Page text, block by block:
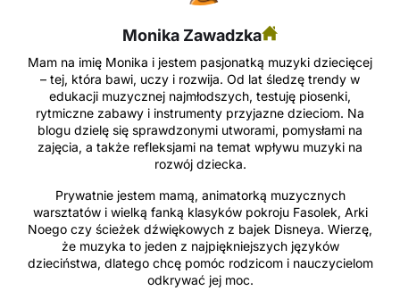
Monika Zawadzka
Mam na imię Monika i jestem pasjonatką muzyki dziecięcej
– tej, która bawi, uczy i rozwija. Od lat śledzę trendy w
edukacji muzycznej najmłodszych, testuję piosenki,
rytmiczne zabawy i instrumenty przyjazne dzieciom. Na
blogu dzielę się sprawdzonymi utworami, pomysłami na
zajęcia, a także refleksjami na temat wpływu muzyki na
rozwój dziecka.
Prywatnie jestem mamą, animatorką muzycznych
warsztatów i wielką fanką klasyków pokroju Fasolek, Arki
Noego czy ścieżek dźwiękowych z bajek Disneya. Wierzę,
że muzyka to jeden z najpiękniejszych języków
dzieciństwa, dlatego chcę pomóc rodzicom i nauczycielom
odkrywać jej moc.